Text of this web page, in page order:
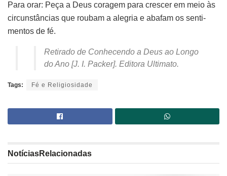
Para orar: Peça a Deus coragem para crescer em meio às
circunstâncias que roubam a alegria e abafam os senti­
mentos de fé.
Retirado de Conhecendo a Deus ao Longo
do Ano [J. I. Packer]. Editora Ultimato.
Tags: Fé e Religiosidade
NotíciasRelacionadas